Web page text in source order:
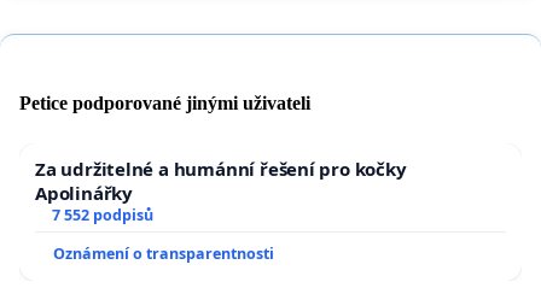
Petice podporované jinými uživateli
Za udržitelné a humánní řešení pro kočky
Apolinářky
7 552 podpisů
Oznámení o transparentnosti